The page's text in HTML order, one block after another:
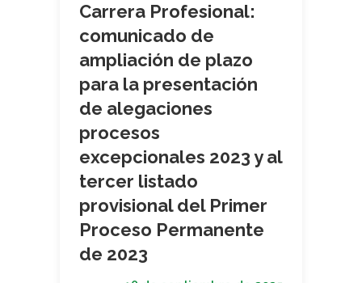
Carrera Profesional:
comunicado de
ampliación de plazo
para la presentación
de alegaciones
procesos
excepcionales 2023 y al
tercer listado
provisional del Primer
Proceso Permanente
de 2023